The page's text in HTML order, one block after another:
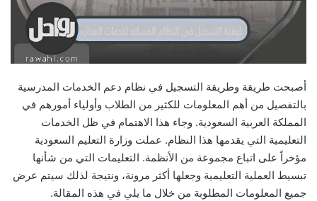
أصبحت طريقة وطريقة التسجيل في نظام دعم الخدمات المدرسية
بالتفصيل من أهم المعلومات للكثير من الطلاب وأولياء أمورهم في
المملكة العربية السعودية. وجاء هذا الاهتمام في ظل الخدمات
التعليمية التي يقدمها هذا النظام. عملت وزارة التعليم السعودية
مؤخراً على اتباع مجموعة من الأنظمة. التعليمات التي من شأنها
تبسيط العملية التعليمية وجعلها أكثر مرونة، ونتيجة لذلك سيتم عرض
جميع المعلومات المطلوبة من خلال ما يلي في هذه المقالة.